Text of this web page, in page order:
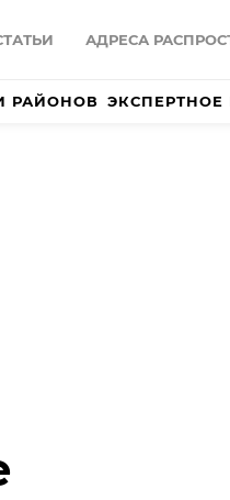
АДРЕСА
РАЙОНОВ